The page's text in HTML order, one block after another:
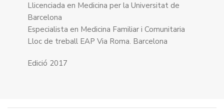
Llicenciada en Medicina per la Universitat de
Barcelona
Especialista en Medicina Familiar i Comunitaria
Lloc de treball EAP Via Roma. Barcelona
Edició 2017